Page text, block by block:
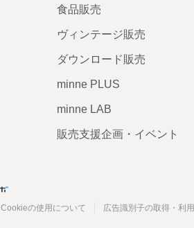
食品販売
ヴィンテージ販売
ダウンロード販売
minne PLUS
minne LAB
販売支援企画・イベント
Cookieの使用について 広告識別子の取得・利用